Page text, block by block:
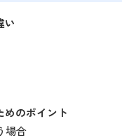
い
めのポイント
場合